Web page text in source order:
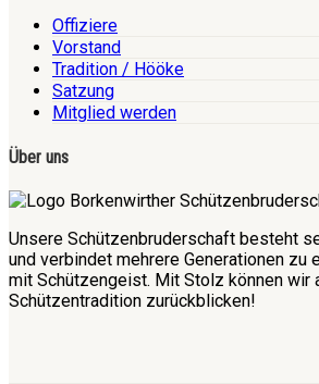
Offiziere
Vorstand
Tradition / Hööke
Satzung
Mitglied werden
Über uns
Unsere Schützenbruderschaft besteht
und verbindet mehrere Generationen zu
mit Schützengeist. Mit Stolz können wir
Schützentradition zurückblicken!